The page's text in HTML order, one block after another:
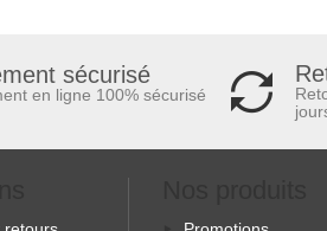
sécurisé
en ligne 100% sécurisé